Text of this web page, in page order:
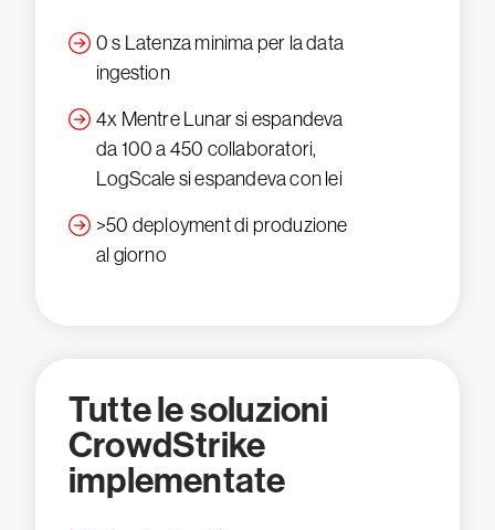
0 s Latenza minima per la data
ingestion
4x Mentre Lunar si espandeva
da 100 a 450 collaboratori,
LogScale si espandeva con lei
>50 deployment di produzione
al giorno
Tutte le soluzioni
CrowdStrike
implementate